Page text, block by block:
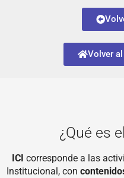
Volver
¿Qué es
ICI corresponde a las
Institucional, con